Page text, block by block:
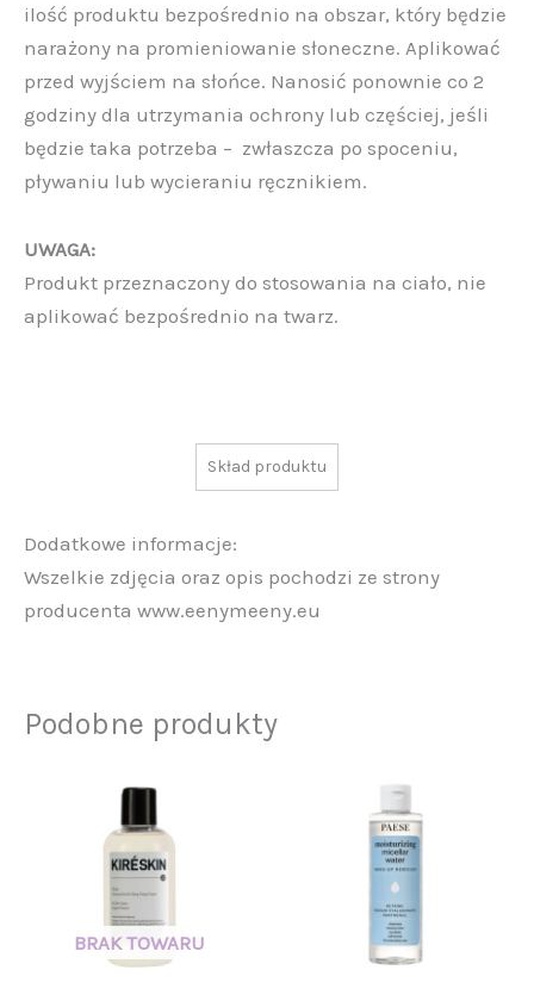
ilość produktu bezpośrednio na obszar, który będzie
narażony na promieniowanie słoneczne. Aplikować
przed wyjściem na słońce. Nanosić ponownie co 2
godziny dla utrzymania ochrony lub częściej, jeśli
będzie taka potrzeba – zwłaszcza po spoceniu,
pływaniu lub wycieraniu ręcznikiem.
UWAGA:
Produkt przeznaczony do stosowania na ciało, nie
aplikować bezpośrednio na twarz.
Skład produktu
Dodatkowe informacje:
Wszelkie zdjęcia oraz opis pochodzi ze strony
producenta www.eenymeeny.eu
Podobne produkty